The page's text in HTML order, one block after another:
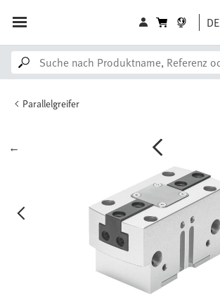
DE
Parallelgreifer